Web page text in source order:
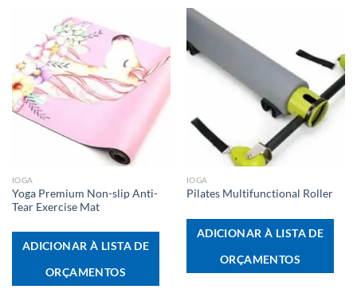
IOGA
Yoga Premium Non-slip Anti-
Tear Exercise Mat
ADICIONAR À LISTA DE
ORÇAMENTOS
IOGA
Pilates Multifunctional Roller
ADICIONAR À LISTA DE
ORÇAMENTOS